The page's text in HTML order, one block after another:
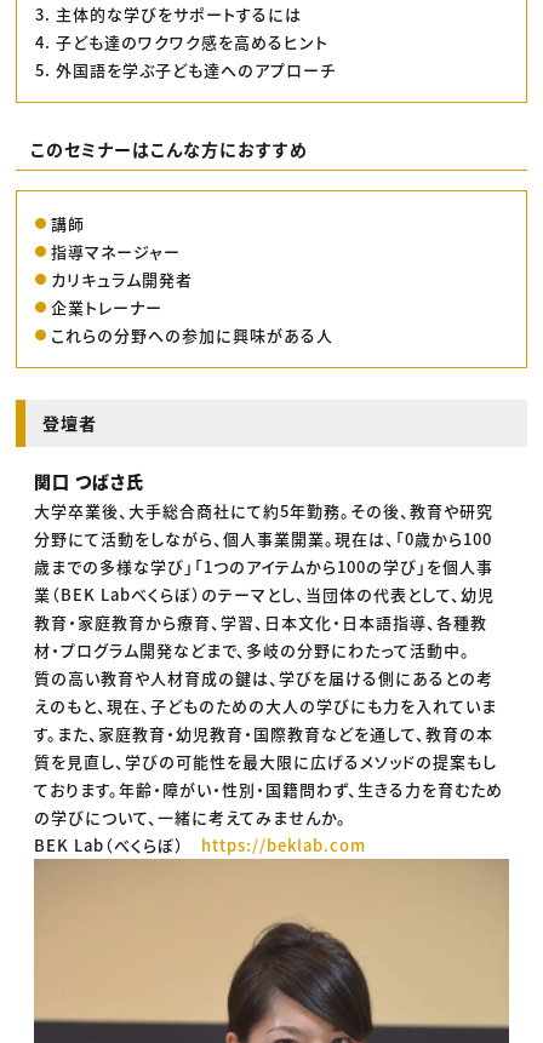
3. 主体的な学びをサポートするには
4. 子ども達のワクワク感を高めるヒント
5. 外国語を学ぶ子ども達へのアプローチ
このセミナーはこんな方におすすめ
講師
指導マネージャー
カリキュラム開発者
企業トレーナー
これらの分野への参加に興味がある人
登壇者
関口 つばさ氏
大学卒業後、大手総合商社にて約5年勤務。その後、教育や研究
分野にて活動をしながら、個人事業開業。現在は、「0歳から100
歳までの多様な学び」「1つのアイテムから100の学び」を個人事
業（BEK Labべくらぼ）のテーマとし、当団体の代表として、幼児
教育・家庭教育から療育、学習、日本文化・日本語指導、各種教
材・プログラム開発などまで、多岐の分野にわたって活動中。
質の高い教育や人材育成の鍵は、学びを届ける側にあるとの考
えのもと、現在、子どものための大人の学びにも力を入れていま
す。また、家庭教育・幼児教育・国際教育などを通して、教育の本
質を見直し、学びの可能性を最大限に広げるメソッドの提案もし
ております。年齢・障がい・性別・国籍問わず、生きる力を育むため
の学びについて、一緒に考えてみませんか。
BEK Lab（べくらぼ） https://beklab.com